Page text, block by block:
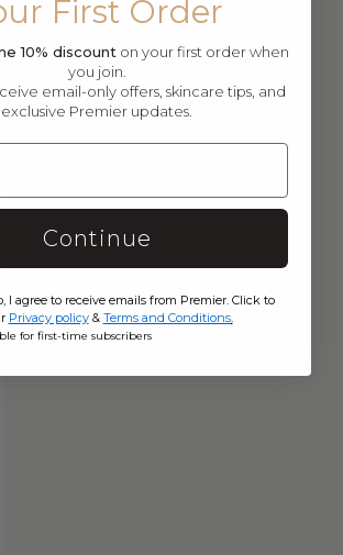
First Order
10% discount on your first order when
you join.
email-only offers, skincare tips, and
exclusive Premier updates.
Continue
I agree to receive emails from Premier. Click to
Privacy policy& Terms and Conditions.
for first-time subscribers